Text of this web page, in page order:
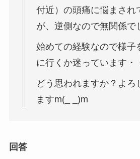
付近）の頭痛に悩まされ
が、逆側なので無関係で
始めての経験なので様子
に行くか迷っています・
どう思われますか？よろ
ますm(_ _)m
回答